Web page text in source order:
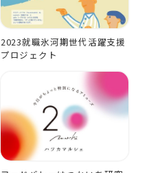
2023就職氷河期世代活躍支援
プロジェクト